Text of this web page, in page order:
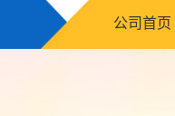
公司首页